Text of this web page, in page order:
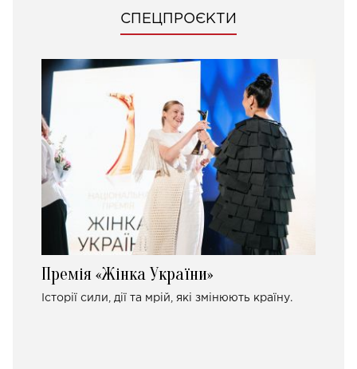
СПЕЦПРОЄКТИ
Премія «Жінка України»
Історії сили, дії та мрій, які змінюють країну.